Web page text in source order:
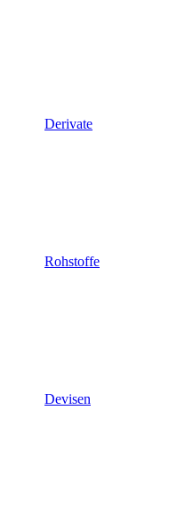
Derivate
Rohstoffe
Devisen